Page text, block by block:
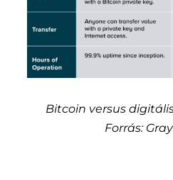
Bitcoin versus
Forrás: